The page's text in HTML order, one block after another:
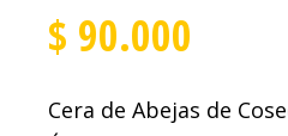
$ 90.000
Cera de Abejas de